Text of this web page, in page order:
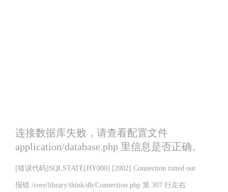
连接数据库失败，请查看配置文件
application/database.php 里信息是否正确。
[错误代码]SQLSTATE[HY000] [2002] Connection timed out
报错 /core/library/think/db/Connection.php 第 307 行左右